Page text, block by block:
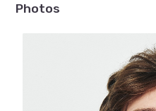
Photos